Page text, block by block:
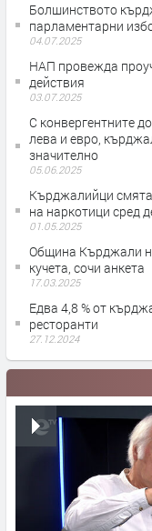
Болшинството
парламентарни
04.07.2025
НАП провежда
действия
03.07.2025
С конвергентните
лева и евро,
значително
05.06.2025
Кърджалийци
01.05.2025
Община Кърджали
кучета, сочи анкета
17.03.2025
Едва 4,8 % от
ресторанти
27.12.2024